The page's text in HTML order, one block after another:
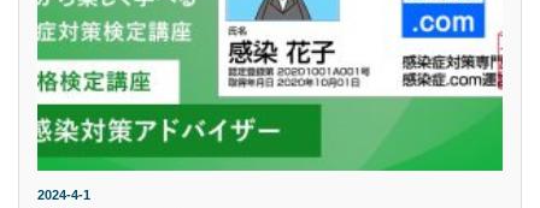
2024-4-1